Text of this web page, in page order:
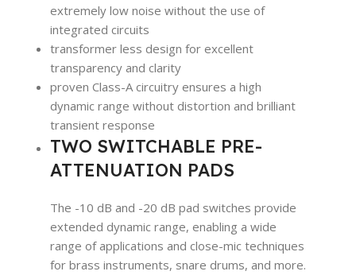
extremely low noise without the use of
integrated circuits
transformer less design for excellent
transparency and clarity
proven Class-A circuitry ensures a high
dynamic range without distortion and brilliant
transient response
TWO SWITCHABLE PRE-
ATTENUATION PADS
The -10 dB and -20 dB pad switches provide
extended dynamic range, enabling a wide
range of applications and close-mic techniques
for brass instruments, snare drums, and more.